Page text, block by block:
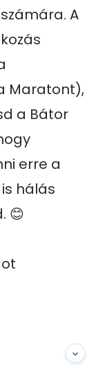
A
Maratont),
a Bátor
erre a
hálás
😊